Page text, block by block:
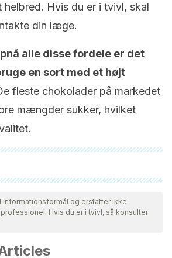
Hvis du er i tvivl, skal
din læge.
alle disse fordele er det
en sort med et højt
fleste chokolader på markedet
mængder sukker, hvilket
grundigt gennemgået af vores team
pålidelighed, aktualitet og validitet.
artikel blev betragtet som pålidelig og af
P, Zimmermann B, Chrubasik-
informationsformål og erstatter ikke
Hvis du er i tvivl, så konsulter